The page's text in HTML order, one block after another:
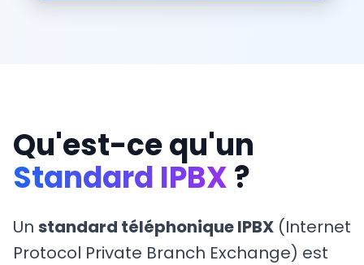
Qu'est-ce qu'un
Standard IPBX?
Un standard téléphonique IPBX (Internet
Protocol Private Branch Exchange) est